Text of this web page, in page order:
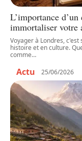
L’importance
immortaliser votre
Voyager à Londres,
histoire et en culture.
comme…
Actu 25/06/2026